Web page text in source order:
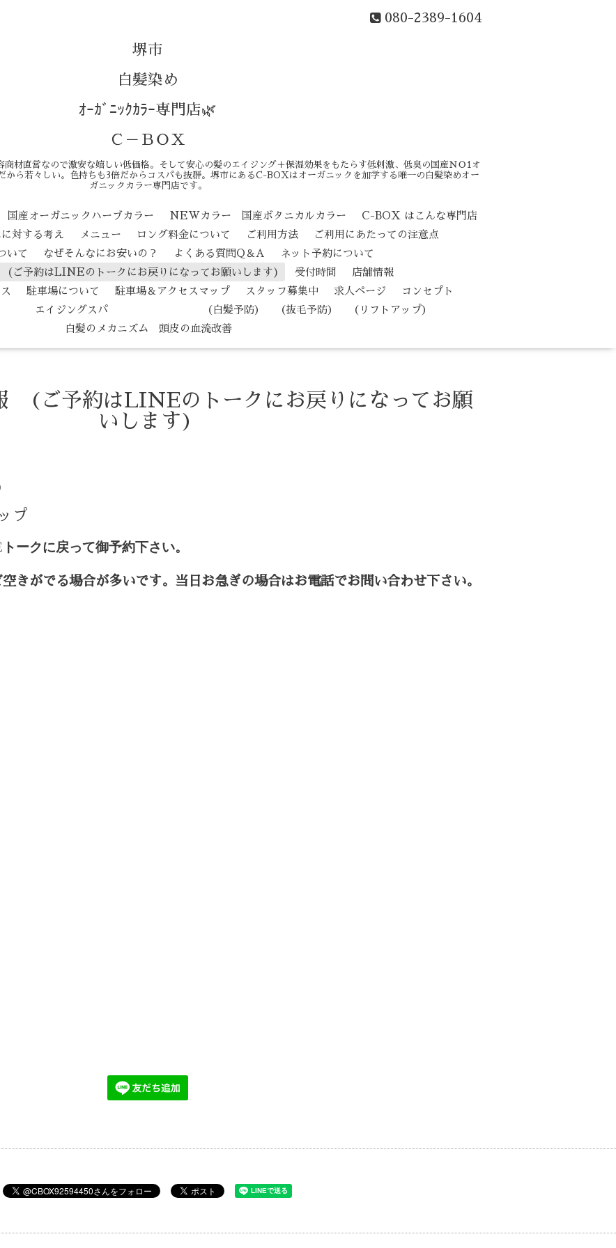
080-2389-1604
堺市
白髪染め
ｵｰｶﾞﾆｯｸｶﾗｰ専門店🌿
Ｃ－ＢＯＸ
材直営なので激安な嬉しい低価格。そして安心の髪のエイジング＋保湿効果をもたらす低刺激、低臭の国産ＮＯ1オ
ら若々しい。色持ちも3倍だからコスパも抜群。堺市にあるC-BOXはオーガニックを加学する唯一の白髪染めオー
ガニックカラー専門店です。
国産オーガニックハーブカラー NEWカラー 国産ボタニカルカラー
C-BOX はこんな専門店
対する考え
メニュー ロング料金について ご利用方法
ご利用にあたっての注意点
いて
なぜそんなにお安いの？ よくある質問Q＆A
ネット予約について
予約はLINEのトークにお戻りになってお願いします)
受付時間
店舗情報
駐車場について 駐車場＆アクセスマップ スタッフ募集中 求人ページ
コンセプト
ングスパ （白髪予防） （抜毛予防） （リフトアップ）
白髪のメカニズム 頭皮の血流改善
(ご予約はLINEのトークにお戻りになってお願
いします)
プ
トークに戻って御予約下さい。
きがでる場合が多いです。当日お急ぎの場合はお電話でお問い合わせ下さい。